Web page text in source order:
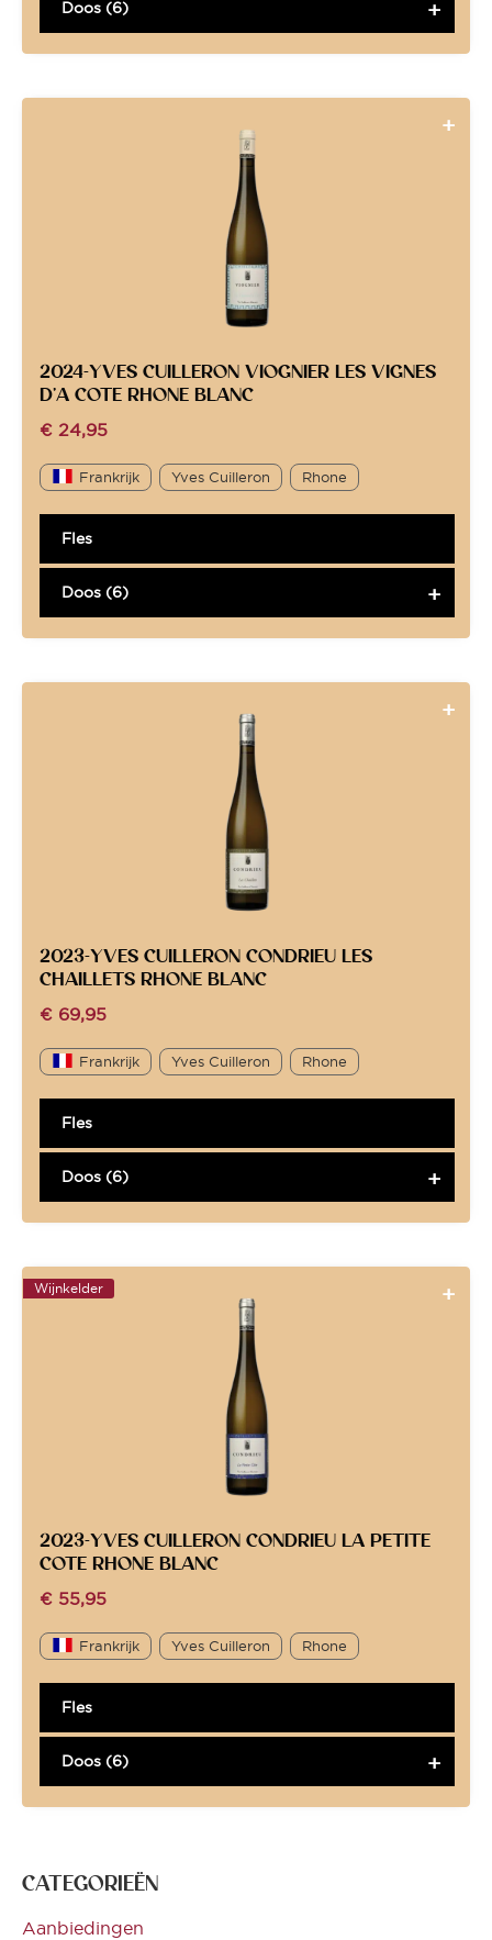
CATEGORIEËN
Aanbiedingen
Doos (6)
2024-YVES CUILLERON VIOGNIER LES VIGNES
D’A COTE RHONE BLANC
€ 24,95
Frankrijk Yves Cuilleron Rhone
Fles
Doos (6)
2023-YVES CUILLERON CONDRIEU LES
CHAILLETS RHONE BLANC
€ 69,95
Frankrijk Yves Cuilleron Rhone
Fles
Doos (6)
Wijnkelder
2023-YVES CUILLERON CONDRIEU LA PETITE
COTE RHONE BLANC
€ 55,95
Frankrijk Yves Cuilleron Rhone
Fles
Doos (6)